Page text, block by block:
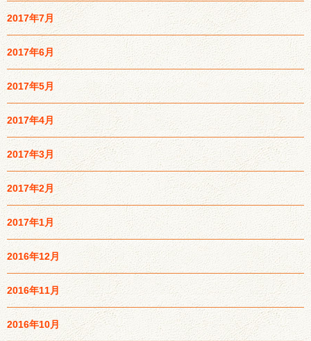
2017年7月
2017年6月
2017年5月
2017年4月
2017年3月
2017年2月
2017年1月
2016年12月
2016年11月
2016年10月